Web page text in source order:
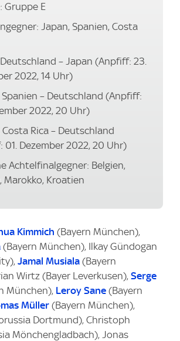
Gruppe E
Japan, Spanien, Costa
Deutschland – Japan (Anpfiff: 23.
2022, 14 Uhr)
Spanien – Deutschland (Anpfiff:
2022, 20 Uhr)
Costa Rica – Deutschland
01. Dezember 2022, 20 Uhr)
Achtelfinalgegner: Belgien,
Marokko, Kroatien
Kimmich (Bayern München),
(Bayern München), Ilkay Gündogan
Jamal Musiala (Bayern
Wirtz (Bayer Leverkusen), Serge
München), Leroy Sane (Bayern
Müller (Bayern München),
Dortmund), Christoph
Mönchengladbach), Jonas